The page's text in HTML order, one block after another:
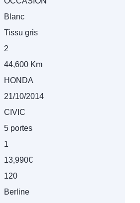
Blanc
Tissu gris
2
44,600 Km
HONDA
21/10/2014
CIVIC
5 portes
1
13,990€
120
Berline